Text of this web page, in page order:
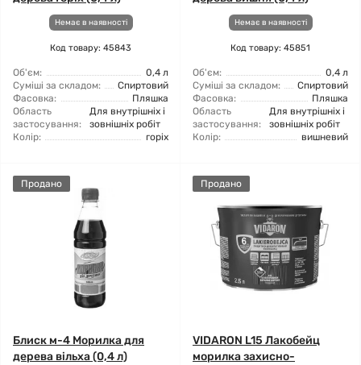
Немає в наявності
Код товару: 45843
Об'єм:
0,4 л
Суміші за складом:
Спиртовий
Фасовка:
Пляшка
Область
застосування:
Для внутрішніх і
зовнішніх робіт
Колір:
горіх
Немає в наявності
Код товару: 45851
Об'єм:
0,4 л
Суміші за складом:
Спиртовий
Фасовка:
Пляшка
Область
застосування:
Для внутрішніх і
зовнішніх робіт
Колір:
вишневий
Продано
Блиск м-4 Морилка для
дерева вільха (0,4 л)
Продано
VIDARON L15 Лакобейц
морилка захисно-